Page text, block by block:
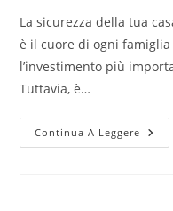
La sicurezza della tua
è il cuore di ogni
l’investimento più
Tuttavia, è…
Continua A Leggere